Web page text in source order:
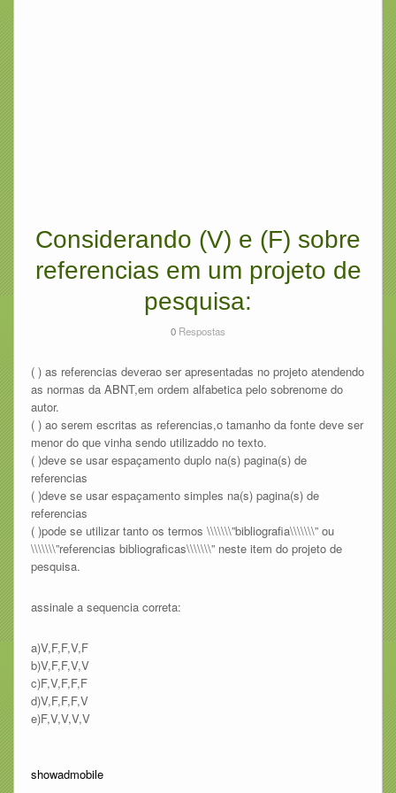
Considerando (V) e (F) sobre
referencias em um projeto de
pesquisa:
0 Respostas
( ) as referencias deverao ser apresentadas no projeto atendendo
as normas da ABNT,em ordem alfabetica pelo sobrenome do
autor.
( ) ao serem escritas as referencias,o tamanho da fonte deve ser
menor do que vinha sendo utilizaddo no texto.
( )deve se usar espaçamento duplo na(s) pagina(s) de
referencias
( )deve se usar espaçamento simples na(s) pagina(s) de
referencias
( )pode se utilizar tanto os termos \\\\\\\”bibliografia\\\\\\\” ou
\\\\\\\”referencias bibliograficas\\\\\\\” neste item do projeto de
pesquisa.
assinale a sequencia correta:
a)V,F,F,V,F
b)V,F,F,V,V
c)F,V,F,F,F
d)V,F,F,F,V
e)F,V,V,V,V
showadmobile